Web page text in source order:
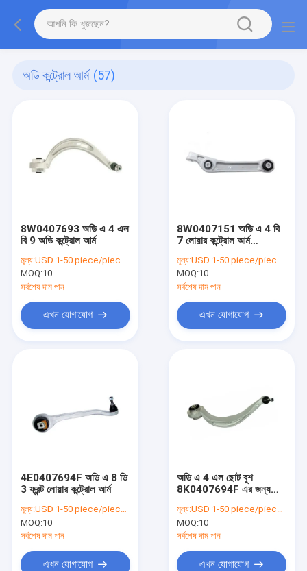
অডি কন্ট্রোল আর্ম (57)
8W0407693 অডি এ 4 এল
বি 9 অডি কন্ট্রোল আর্ম
মূল্য:USD 1-50 piece/pieces
MOQ:10
সর্বশেষ দাম পান
এখন যোগাযোগ
8W0407151 অডি এ 4 বি
7 লোয়ার কন্ট্রোল আর্ম
মূল্য:USD 1-50 piece/pieces
MOQ:10
সর্বশেষ দাম পান
এখন যোগাযোগ
4E0407694F অডি এ 8 ডি
3 ফ্রন্ট লোয়ার কন্ট্রোল আর্ম
মূল্য:USD 1-50 piece/pieces
MOQ:10
সর্বশেষ দাম পান
এখন যোগাযোগ
অডি এ 4 এল ছোট বুশ
8K0407694F এর জন্য
কন্ট্রোল আর্ম
মূল্য:USD 1-50 piece/pieces
MOQ:10
সর্বশেষ দাম পান
এখন যোগাযোগ